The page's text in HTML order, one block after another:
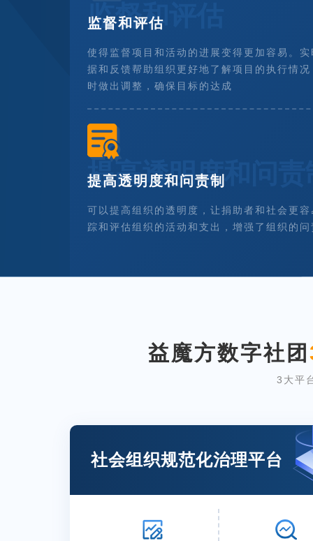
监督和评估
监督和评估
使得监督项目和活动的进展变得更加容易。实
据和反馈帮助组织更好地了解项目的执行情况
时做出调整，确保目标的达成
提高透明度和问责
提高透明度和问责制
可以提高组织的透明度，让捐助者和社会更容
踪和评估组织的活动和支出，增强了组织的
益魔方数字社团
3大平
社会组织规范化治理平台